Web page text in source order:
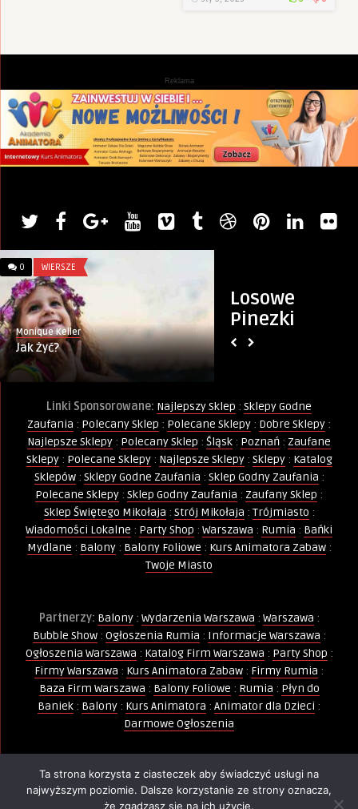
Reklama
Losowe
Pinezki
0 WIERSZE
Monique Keller
Jak Żyć?
Linki Sponsorowane: Najlepszy Sklep : Sklepy Godne
Zaufania : Polecany Sklep : Polecane Sklepy : Dobre Sklepy :
Najlepsze Sklepy : Polecany Sklep : Śląsk : Poznań : Zaufane
Sklepy: Polecane Sklepy: Najlepsze Sklepy: Sklepy: Katalog
Sklepów: Sklepy Godne Zaufania : Sklep Godny Zaufania :
Polecane Sklepy : Sklep Godny Zaufania : Zaufany Sklep :
Sklep Świętego Mikołaja : Strój Mikołaja : Trójmiasto :
Wiadomości Lokalne : Party Shop : Warszawa : Rumia : Bańki
Mydlane : Balony: Balony Foliowe : Kurs Animatora Zabaw:
Twoje Miasto
Partnerzy: Balony: Wydarzenia Warszawa : Warszawa :
Bubble Show: Ogłoszenia Rumia : Informacje Warszawa :
Ogłoszenia Warszawa : Katalog Firm Warszawa : Party Shop :
Firmy Warszawa : Kurs Animatora Zabaw : Firmy Rumia :
Baza Firm Warszawa : Balony Foliowe : Rumia : Płyn do
Baniek : Balony : Kurs Animatora : Animator dla Dzieci :
Darmowe Ogłoszenia
Wszelkie Prawa Zastrzeżone - Kopiowanie, powielanie i
wykorzystywanie treści, zdjęć, grafik jest zabronione -
Ta strona korzysta z ciasteczek aby świadczyć usługi na
najwyższym poziomie. Dalsze korzystanie ze strony oznacza,
że zgadzasz się na ich użycie.